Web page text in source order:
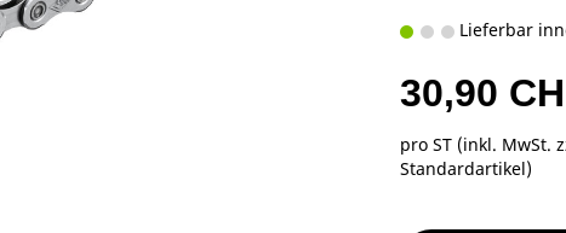
Lieferbar
30,90
pro ST (inkl. MwSt.
Standardartikel)